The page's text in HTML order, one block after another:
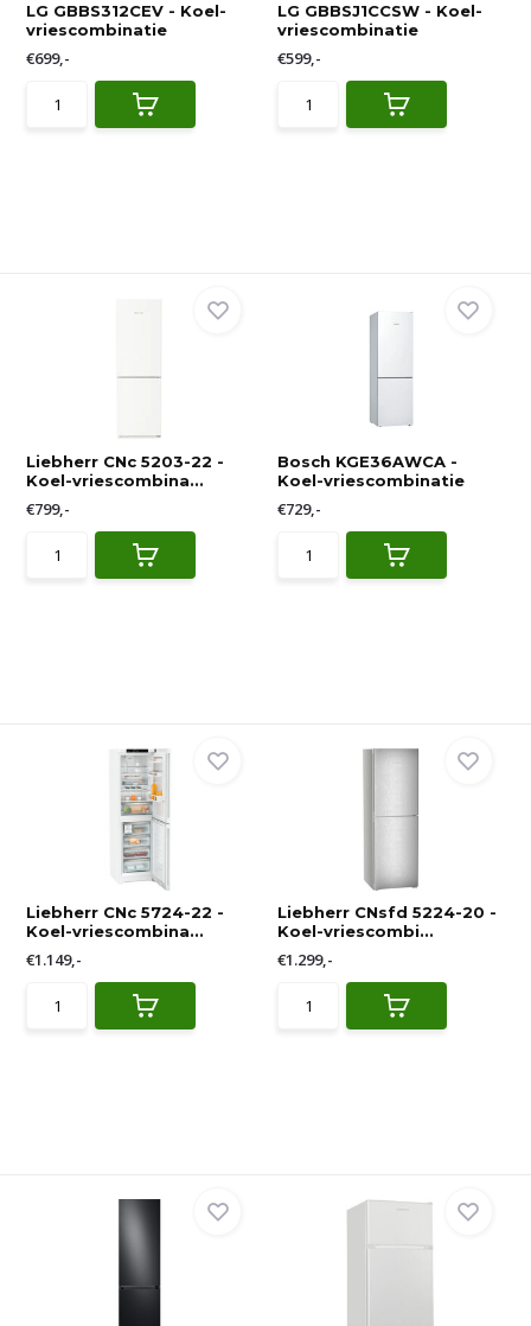
LG GBBS312CEV - Koel-
vriescombinatie
€699,-
LG GBBSJ1CCSW - Koel-
vriescombinatie
€599,-
Liebherr CNc 5203-22 -
Koel-vriescombina...
€799,-
Bosch KGE36AWCA -
Koel-vriescombinatie
€729,-
Liebherr CNc 5724-22 -
Koel-vriescombina...
€1.149,-
Liebherr CNsfd 5224-20 -
Koel-vriescombi...
€1.299,-